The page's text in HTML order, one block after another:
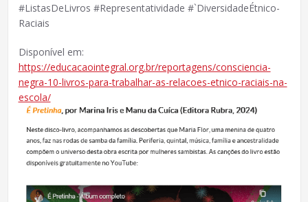
#ListasDeLivros #Representatividade #`DiversidadeÉtnico-
Raciais
Disponível em:
https://educacaointegral.org.br/reportagens/consciencia-
negra-10-livros-para-trabalhar-as-relacoes-etnico-raciais-na-
escola/